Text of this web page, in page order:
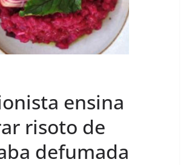
ensina
risoto de
defumada